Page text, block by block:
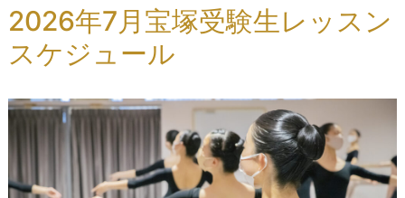
2026年7月宝塚受験生レッスン
スケジュール